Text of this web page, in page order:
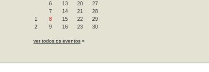
6
13 20
27
7
14 21
28
1
8 15 22
29
2
9 16 23 30
ver todos os eventos »